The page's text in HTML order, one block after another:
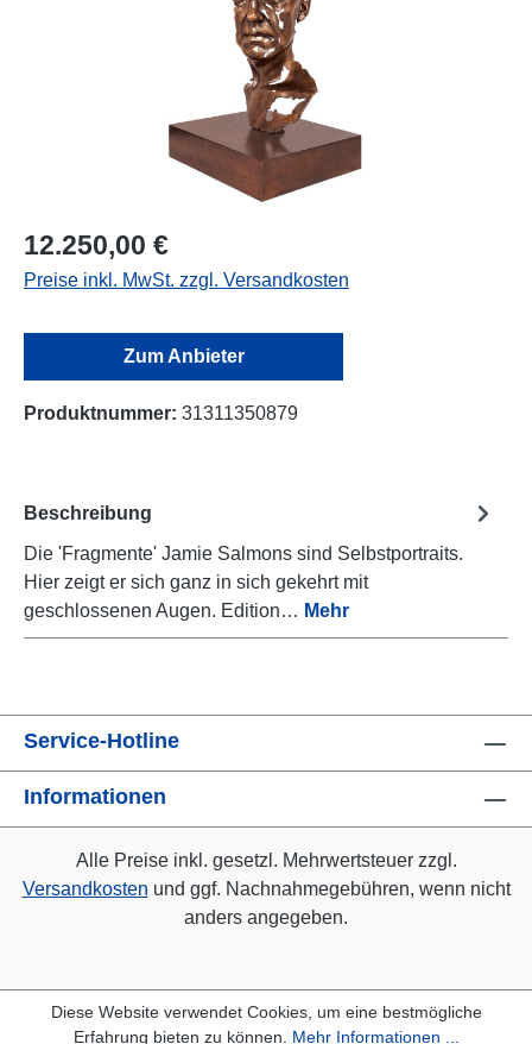
12.250,00 €
Preise inkl. MwSt. zzgl. Versandkosten
Zum Anbieter
Produktnummer: 31311350879
Beschreibung
Die 'Fragmente' Jamie Salmons sind Selbstportraits.
Hier zeigt er sich ganz in sich gekehrt mit
geschlossenen Augen. Edition… Mehr
Service-Hotline
Informationen
Alle Preise inkl. gesetzl. Mehrwertsteuer zzgl.
Versandkosten und ggf. Nachnahmegebühren, wenn nicht
anders angegeben.
Diese Website verwendet Cookies, um eine bestmögliche
Erfahrung bieten zu können. Mehr Informationen ...